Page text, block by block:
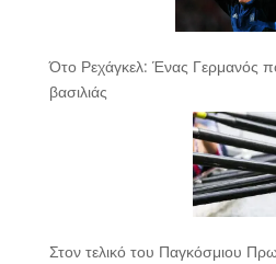
Ότο Ρεχάγκελ: Ένας Γερμανός
βασιλιάς
Στον τελικό του Παγκόσμιου